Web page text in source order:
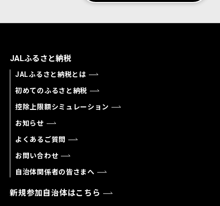
JALふるさと納税
JALふるさと納税とは
初めてのふるさと納税
控除上限額シミュレーション
お知らせ
よくあるご質問
お問い合わせ
自治体関係者の皆さまへ
新規参加自治体はこちら